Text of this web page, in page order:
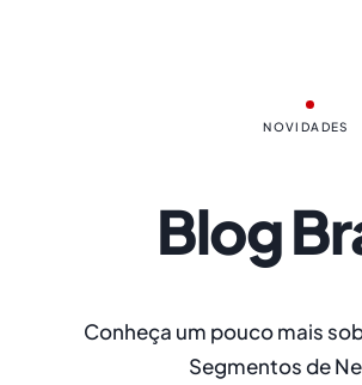
NOVIDADES
Blog
Conheça um pouco mais
Segmentos de